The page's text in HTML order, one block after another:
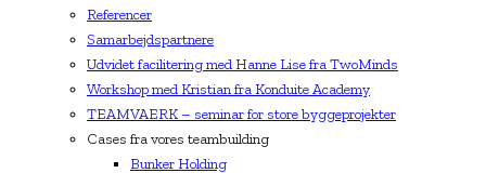
Referencer
Samarbejdspartnere
Udvidet facilitering med Hanne Lise fra TwoMinds
Workshop med Kristian fra Konduite Academy
TEAMVAERK – seminar for store byggeprojekter
Cases fra vores teambuilding
Bunker Holding